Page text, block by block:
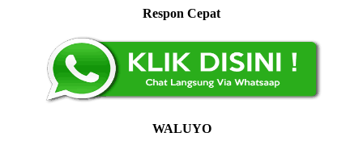
Respon Cepat
WALUYO